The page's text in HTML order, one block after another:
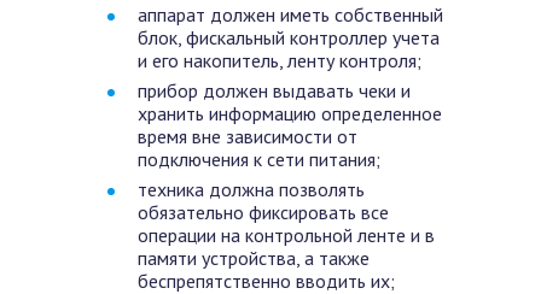
аппарат должен иметь собственный
блок, фискальный контроллер учета
и его накопитель, ленту контроля;
прибор должен выдавать чеки и
хранить информацию определенное
время вне зависимости от
подключения к сети питания;
техника должна позволять
обязательно фиксировать все
операции на контрольной ленте и в
памяти устройства, а также
беспрепятственно вводить их;